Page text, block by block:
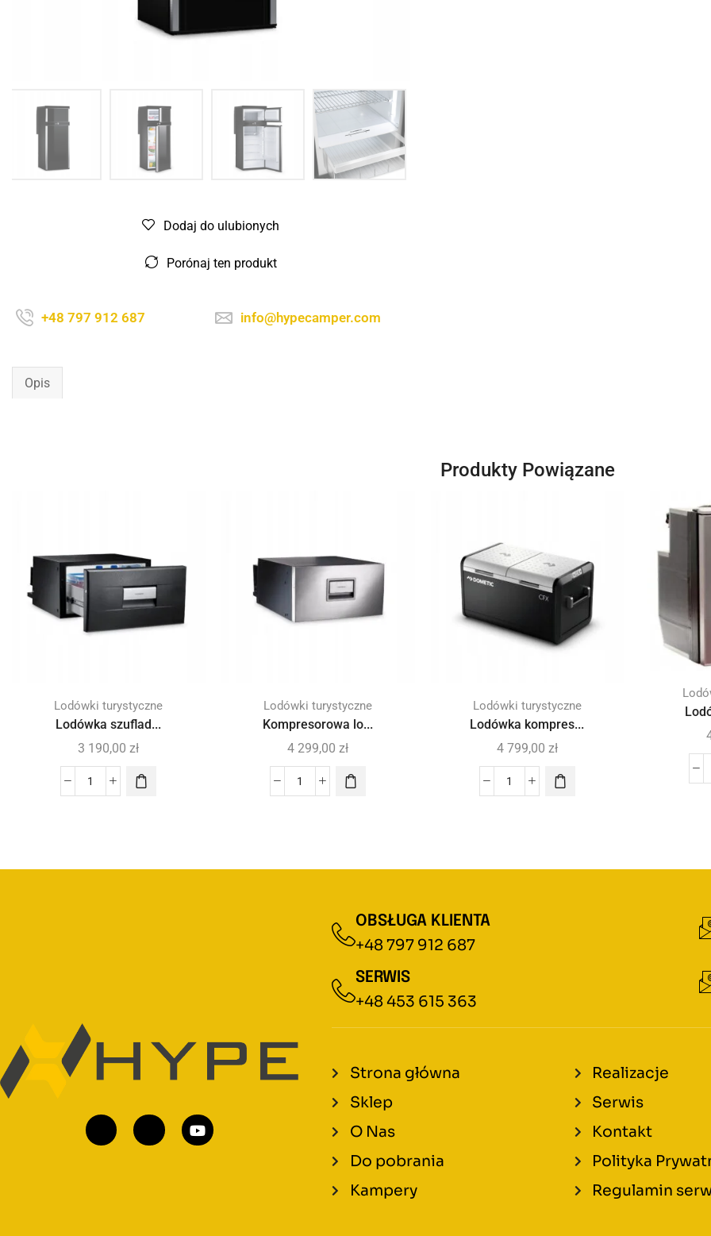
Dodaj do ulubionych
Porónaj ten produkt
+48 797 912 687 info@hypecamper.com
Opis
Produkty Powiązane
Lodówki turystyczne
Lodówka szuflad...
3 190,00zł
Lodówki turystyczne
Kompresorowa lo...
4 299,00zł
Lodówki turystyczne
Lodówka kompres...
4 799,00 zł
OBSŁUGA KLIENTA
+48 797 912 687
SERWIS
+48 453 615 363
Strona główna
Sklep
O Nas
Do pobrania
Kampery
Realizacje
Serwis
Kontakt
Polityka
Regulamin